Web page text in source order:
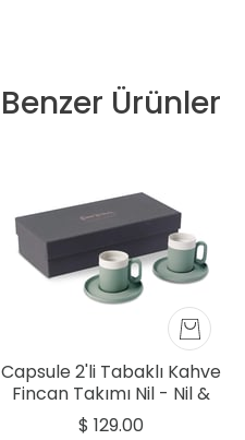
Benzer Ürünler
Capsule 2'li Tabaklı Kahve
Fincan Takımı Nil - Nil &
Fildişi
$ 129.00